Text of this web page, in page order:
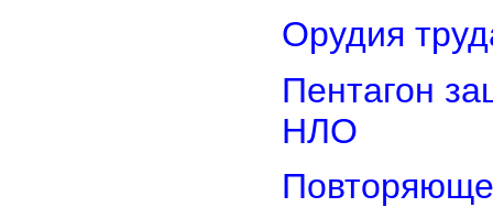
Орудия
Пентагон
НЛО